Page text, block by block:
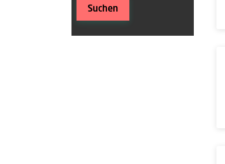
Suchen